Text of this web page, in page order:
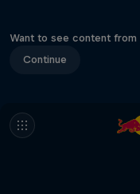
Want to see content
Continue